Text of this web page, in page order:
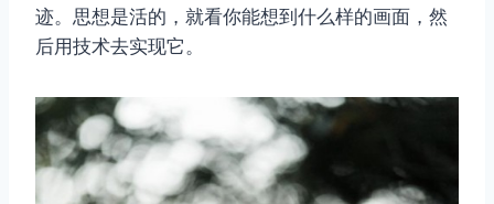
迹。思想是活的，就看你能想到什么样的画面，然
后用技术去实现它。